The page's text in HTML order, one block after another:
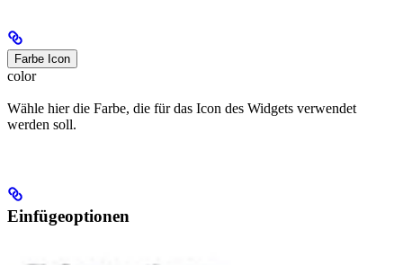
Farbe Icon
color
Wähle hier die Farbe, die für das Icon des Widgets verwendet
werden soll.
Einfügeoptionen